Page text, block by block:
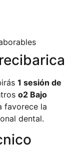
1 sesión de
o2 Bajo
favorece la
dental.